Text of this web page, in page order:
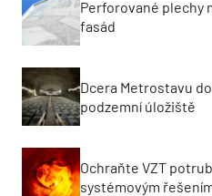
Perforované plechy
fasád
Dcera Metrostavu
podzemní úložiště
Ochraňte VZT
systémovým